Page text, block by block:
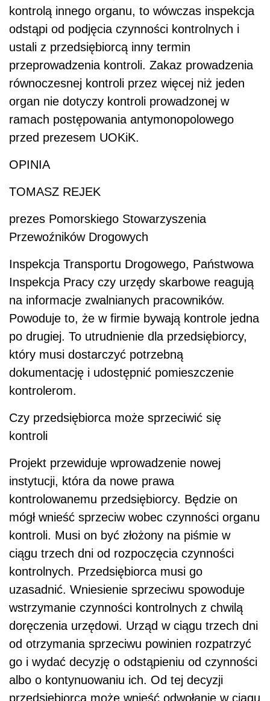
kontrolą innego organu, to wówczas inspekcja
odstąpi od podjęcia czynności kontrolnych i
ustali z przedsiębiorcą inny termin
przeprowadzenia kontroli. Zakaz prowadzenia
równoczesnej kontroli przez więcej niż jeden
organ nie dotyczy kontroli prowadzonej w
ramach postępowania antymonopolowego
przed prezesem UOKiK.
OPINIA
TOMASZ REJEK
prezes Pomorskiego Stowarzyszenia
Przewoźników Drogowych
Inspekcja Transportu Drogowego, Państwowa
Inspekcja Pracy czy urzędy skarbowe reagują
na informacje zwalnianych pracowników.
Powoduje to, że w firmie bywają kontrole jedna
po drugiej. To utrudnienie dla przedsiębiorcy,
który musi dostarczyć potrzebną
dokumentację i udostępnić pomieszczenie
kontrolerom.
Czy przedsiębiorca może sprzeciwić się
kontroli
Projekt przewiduje wprowadzenie nowej
instytucji, która da nowe prawa
kontrolowanemu przedsiębiorcy. Będzie on
mógł wnieść sprzeciw wobec czynności organu
kontroli. Musi on być złożony na piśmie w
ciągu trzech dni od rozpoczęcia czynności
kontrolnych. Przedsiębiorca musi go
uzasadnić. Wniesienie sprzeciwu spowoduje
wstrzymanie czynności kontrolnych z chwilą
doręczenia urzędowi. Urząd w ciągu trzech dni
od otrzymania sprzeciwu powinien rozpatrzyć
go i wydać decyzję o odstąpieniu od czynności
albo o kontynuowaniu ich. Od tej decyzji
przedsiębiorca może wnieść odwołanie w ciągu